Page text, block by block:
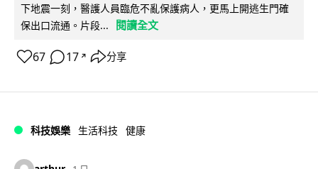
下地震一刻，醫護人員臨危不亂保護病人，更馬上開逃生門確
保出口流通。片段...
閱讀全文
67 17 ↗ 分享
科技娛樂 生活科技 健康